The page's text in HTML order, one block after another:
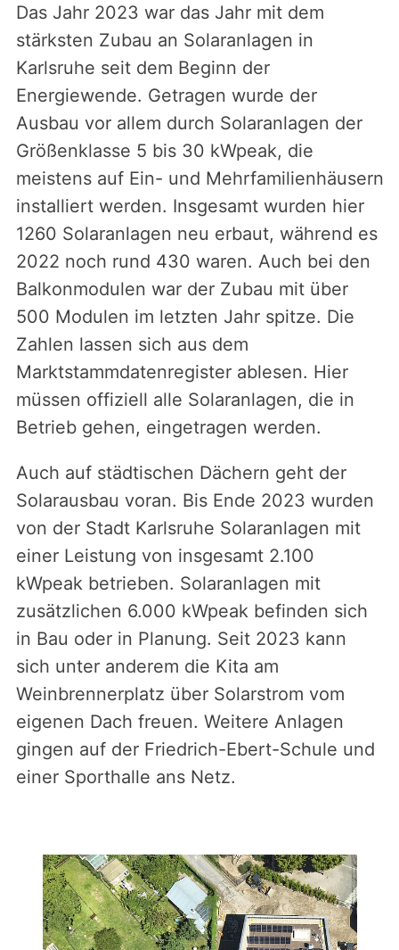
Das Jahr 2023 war das Jahr mit dem
stärksten Zubau an Solaranlagen in
Karlsruhe seit dem Beginn der
Energiewende. Getragen wurde der
Ausbau vor allem durch Solaranlagen der
Größenklasse 5 bis 30 kWpeak, die
meistens auf Ein- und Mehrfamilienhäusern
installiert werden. Insgesamt wurden hier
1260 Solaranlagen neu erbaut, während es
2022 noch rund 430 waren. Auch bei den
Balkonmodulen war der Zubau mit über
500 Modulen im letzten Jahr spitze. Die
Zahlen lassen sich aus dem
Marktstammdatenregister ablesen. Hier
müssen offiziell alle Solaranlagen, die in
Betrieb gehen, eingetragen werden.
Auch auf städtischen Dächern geht der
Solarausbau voran. Bis Ende 2023 wurden
von der Stadt Karlsruhe Solaranlagen mit
einer Leistung von insgesamt 2.100
kWpeak betrieben. Solaranlagen mit
zusätzlichen 6.000 kWpeak befinden sich
in Bau oder in Planung. Seit 2023 kann
sich unter anderem die Kita am
Weinbrennerplatz über Solarstrom vom
eigenen Dach freuen. Weitere Anlagen
gingen auf der Friedrich-Ebert-Schule und
einer Sporthalle ans Netz.